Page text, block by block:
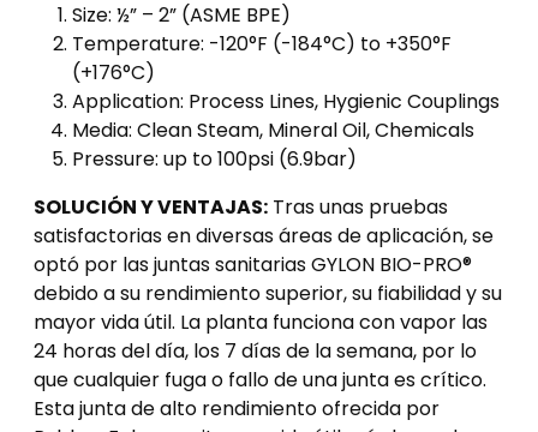
Size: ½” – 2” (ASME BPE)
Temperature: -120°F (-184°C) to +350°F
(+176°C)
Application: Process Lines, Hygienic Couplings
Media: Clean Steam, Mineral Oil, Chemicals
Pressure: up to 100psi (6.9bar)
SOLUCIÓN Y VENTAJAS: Tras unas pruebas
satisfactorias en diversas áreas de aplicación, se
optó por las juntas sanitarias GYLON BIO-PRO®
debido a su rendimiento superior, su fiabilidad y su
mayor vida útil. La planta funciona con vapor las
24 horas del día, los 7 días de la semana, por lo
que cualquier fuga o fallo de una junta es crítico.
Esta junta de alto rendimiento ofrecida por